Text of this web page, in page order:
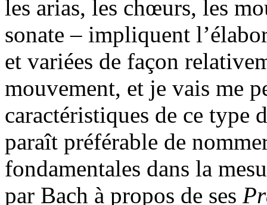
les arias, les chœurs, les
sonate – impliquent
et variées de façon
mouvement, et je vais me
caractéristiques de ce type
paraît préférable de
fondamentales dans la
par Bach à propos de ses